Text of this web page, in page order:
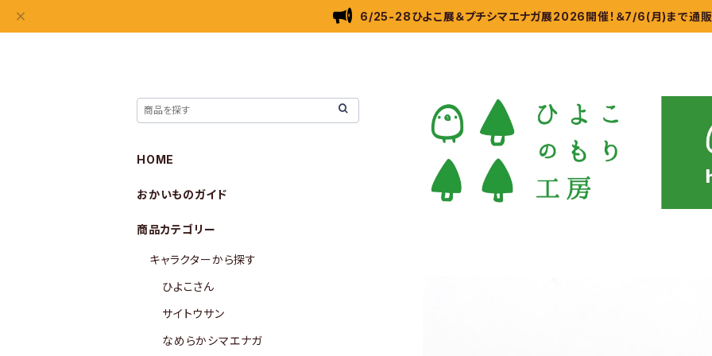
6/25-28ひよこ展＆プチシマエナガ展2026開催！＆7/6(月)まで通
HOME
おかいものガイド
商品カテゴリー
キャラクターから探す
ひよこさん
サイトウサン
なめらかシマエナガ